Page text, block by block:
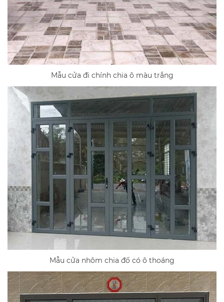
Mẫu cửa đi chính chia ô màu trắng
Mẫu cửa nhôm chia đố có ô thoáng